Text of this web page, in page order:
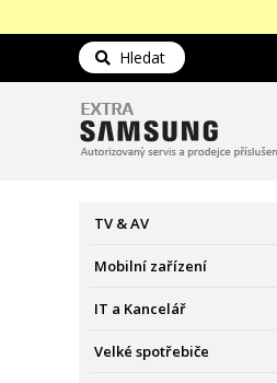
Hledat
TV & AV
Mobilní zařízení
IT a Kancelář
Velké spotřebiče